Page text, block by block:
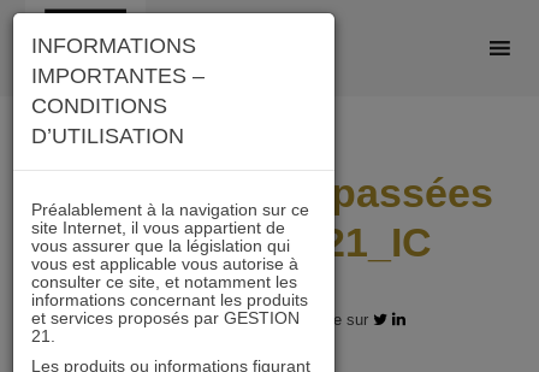
Skip
content
Performances passées
Immobilier 21_IC
06.05.2024 - Partagez l'article sur
INFORMATIONS
IMPORTANTES –
CONDITIONS
D’UTILISATION
Préalablement à la navigation sur ce
site Internet, il vous appartient de
vous assurer que la législation qui
vous est applicable vous autorise à
consulter ce site, et notamment les
informations concernant les produits
et services proposés par GESTION
21.
Les produits ou informations figurant